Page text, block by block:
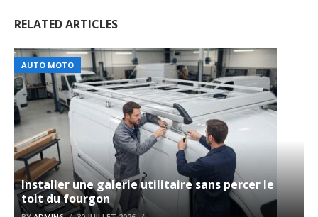
RELATED ARTICLES
AUTO MOTO
Installer une galerie utilitaire sans percer le
toit du fourgon